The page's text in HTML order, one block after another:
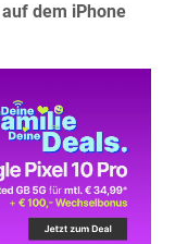
dem iPhone